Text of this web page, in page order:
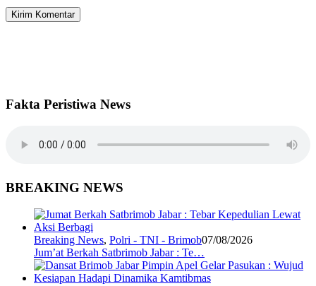
Fakta Peristiwa News
BREAKING NEWS
Breaking News, Polri - TNI - Brimob07/08/2026
Jum’at Berkah Satbrimob Jabar : Te…